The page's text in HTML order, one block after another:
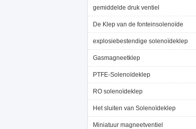
gemiddelde druk ventiel
De Klep van de fonteinsolenoïde
explosiebestendige solenoïdeklep
Gasmagneetklep
PTFE-Solenoïdeklep
RO solenoïdeklep
Het sluiten van Solenoïdeklep
Miniatuur magneetventiel